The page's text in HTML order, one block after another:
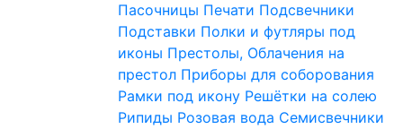
Пасочницы Печати Подсвечники
Подставки Полки и футляры под
иконы Престолы, Облачения на
престол Приборы для соборования
Рамки под икону Решётки на солею
Рипиды Розовая вода Семисвечники